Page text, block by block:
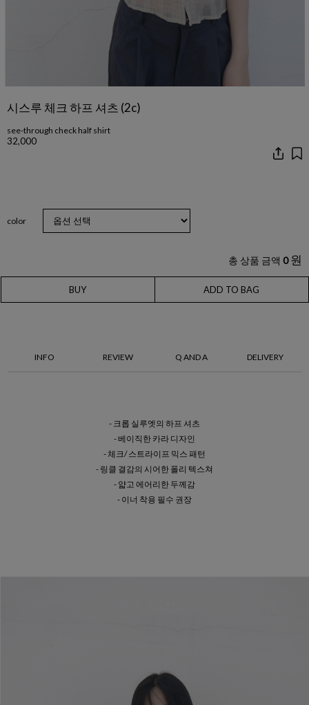
시스루 체크 하프 셔츠 (2c)
see-through check half shirt
32,000
color
총 상품 금액 0 원
BUY ADD TO BAG
INFO REVIEW Q AND A DELIVERY
- 크롭 실루엣의 하프 셔츠
- 베이직한 카라 디자인
- 체크/ 스트라이프 믹스 패턴
- 링클 결감의 시어한 폴리 텍스쳐
- 얇고 에어리한 두께감
- 이너 착용 필수 권장